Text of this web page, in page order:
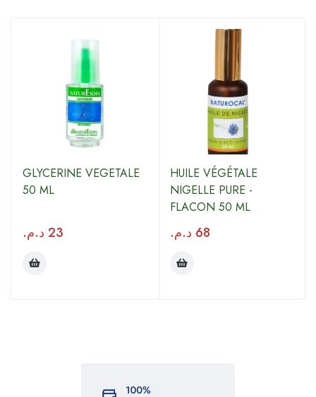
GLYCERINE VEGETALE
50 ML
23 د.م.
HUILE VÉGÉTALE
NIGELLE PURE -
FLACON 50 ML
68 د.م.